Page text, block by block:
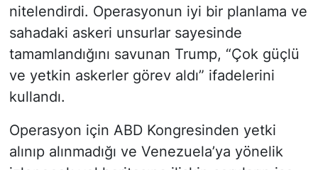
nitelendirdi. Operasyonun iyi bir planlama ve
sahadaki askeri unsurlar sayesinde
tamamlandığını savunan Trump, “Çok güçlü
ve yetkin askerler görev aldı” ifadelerini
kullandı.
Operasyon için ABD Kongresinden yetki
alınıp alınmadığı ve Venezuela’ya yönelik